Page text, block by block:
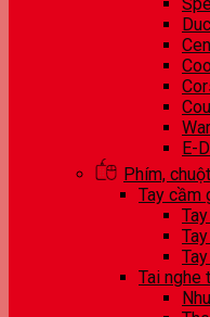
E-
Phím,
Tay cầm
Tai nghe